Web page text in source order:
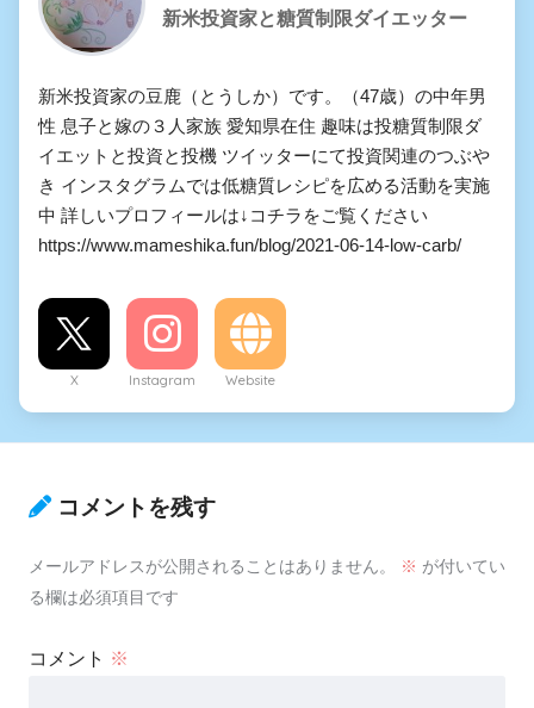
新米投資家と糖質制限ダイエッター
新米投資家の豆鹿（とうしか）です。（47歳）の中年男
性 息子と嫁の３人家族 愛知県在住 趣味は投糖質制限ダ
イエットと投資と投機 ツイッターにて投資関連のつぶや
き インスタグラムでは低糖質レシピを広める活動を実施
中 詳しいプロフィールは↓コチラをご覧ください
https://www.mameshika.fun/blog/2021-06-14-low-carb/
X Instagram Website
コメントを残す
メールアドレスが公開されることはありません。 ※ が付いてい
る欄は必須項目です
コメント ※